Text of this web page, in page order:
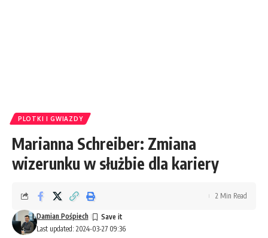
PLOTKI I GWIAZDY
Marianna Schreiber: Zmiana
wizerunku w służbie dla kariery
Last updated: 2024-03-27 09:36
Damian Pośpiech
2 Min Read